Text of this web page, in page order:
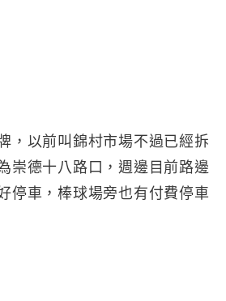
，以前叫錦村市場不過已經拆
崇德十八路口，週邊目前路邊
停車，棒球場旁也有付費停車